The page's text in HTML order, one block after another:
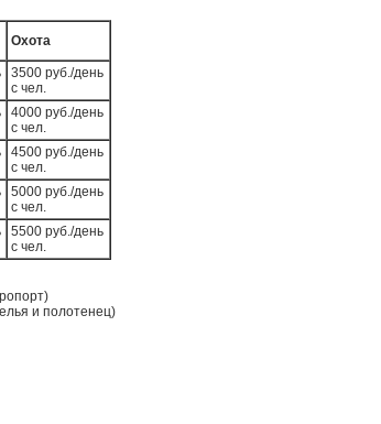
Охота
3500 руб./день
с чел.
4000 руб./день
с чел.
4500 руб./день
с чел.
5000 руб./день
с чел.
5500 руб./день
с чел.
и полотенец)